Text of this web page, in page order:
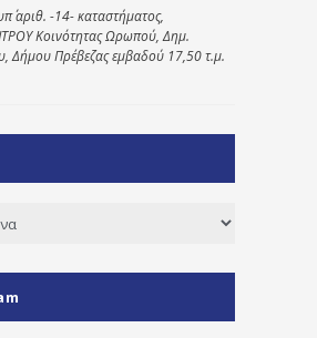
αριθ. -14- καταστήματος,
Κοινότητας Ωρωπού, Δημ.
Δήμου Πρέβεζας εμβαδού 17,50 τ.μ.